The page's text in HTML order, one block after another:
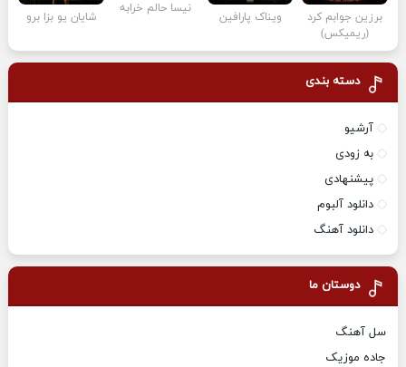
برزین جوابم کرد
(ریمیکس)
ویناک پارافین
نیسا حالم خرابه
شایان یو بزا برو
دسته بندی
آرشیو
به زودی
پیشنهادی
دانلود آلبوم
دانلود آهنگ
دوستان ما
سل آهنگ
جاده موزیک